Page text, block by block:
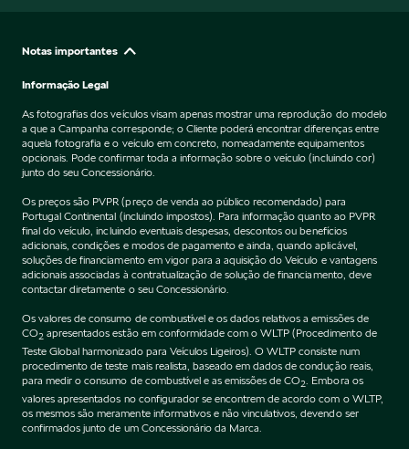
Notas importantes
Informação Legal
As fotografias dos veículos visam apenas mostrar uma reprodução do modelo
a que a Campanha corresponde; o Cliente poderá encontrar diferenças entre
aquela fotografia e o veículo em concreto, nomeadamente equipamentos
opcionais. Pode confirmar toda a informação sobre o veículo (incluindo cor)
junto do seu Concessionário.
Os preços são PVPR (preço de venda ao público recomendado) para
Portugal Continental (incluindo impostos). Para informação quanto ao PVPR
final do veículo, incluindo eventuais despesas, descontos ou benefícios
adicionais, condições e modos de pagamento e ainda, quando aplicável,
soluções de financiamento em vigor para a aquisição do Veículo e vantagens
adicionais associadas à contratualização de solução de financiamento, deve
contactar diretamente o seu Concessionário.
Os valores de consumo de combustível e os dados relativos a emissões de
CO2 apresentados estão em conformidade com o WLTP (Procedimento de
Teste Global harmonizado para Veículos Ligeiros). O WLTP consiste num
procedimento de teste mais realista, baseado em dados de condução reais,
para medir o consumo de combustível e as emissões de CO2 . Embora os
valores apresentados no configurador se encontrem de acordo com o WLTP,
os mesmos são meramente informativos e não vinculativos, devendo ser
confirmados junto de um Concessionário da Marca.